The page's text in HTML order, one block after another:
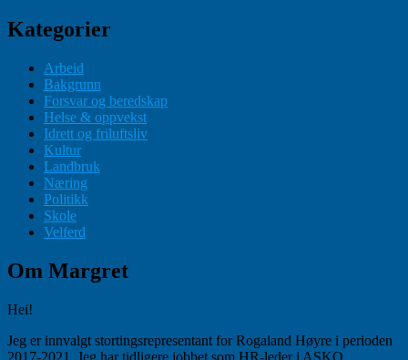
Kategorier
Arbeid
Bakgrunn
Forsvar og beredskap
Helse & oppvekst
Idrett og friluftsliv
Kultur
Landbruk
Næring
Politikk
Skole
Velferd
Om Margret
Hei!
Jeg er innvalgt stortingsrepresentant for Rogaland Høyre i perioden
2017-2021. Jeg har tidligere jobbet som HR-leder i ASKO